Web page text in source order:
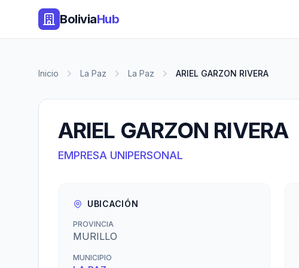
BoliviaHub
Inicio La Paz La Paz ARIEL GARZON RIVERA
ARIEL GARZON RIVERA
EMPRESA UNIPERSONAL
UBICACIÓN
PROVINCIA
MURILLO
MUNICIPIO